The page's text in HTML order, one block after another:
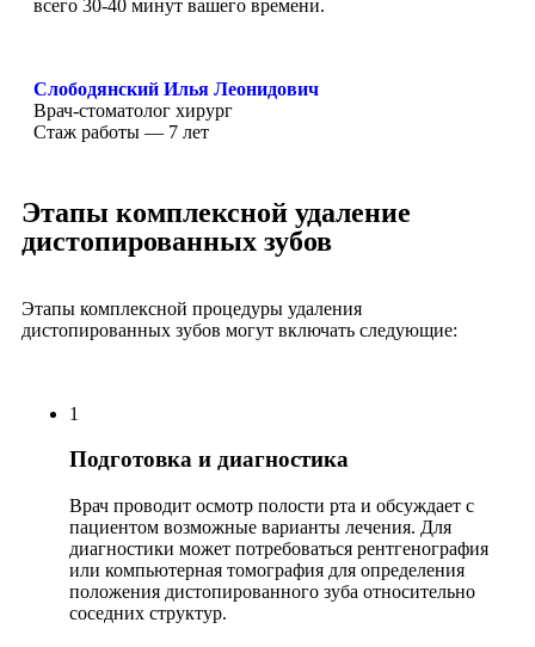
всего 30-40 минут вашего времени.
Слободянский Илья Леонидович
Врач-стоматолог хирург
Стаж работы — 7 лет
Этапы комплексной удаление
дистопированных зубов
Этапы комплексной процедуры удаления
дистопированных зубов могут включать следующие:
1
Подготовка и диагностика
Врач проводит осмотр полости рта и обсуждает с
пациентом возможные варианты лечения. Для
диагностики может потребоваться рентгенография
или компьютерная томография для определения
положения дистопированного зуба относительно
соседних структур.